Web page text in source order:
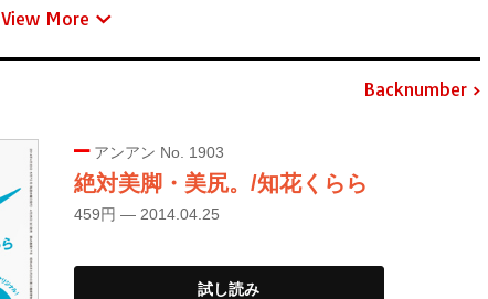
View More
Backnumber
アンアン No. 1903
絶対美脚・美尻。/知花くらら
459円 — 2014.04.25
試し読み